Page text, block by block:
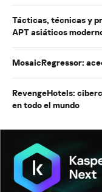
Tácticas, técnicas y
APT asiáticos
MosaicRegressor:
RevengeHotels:
en todo el mundo